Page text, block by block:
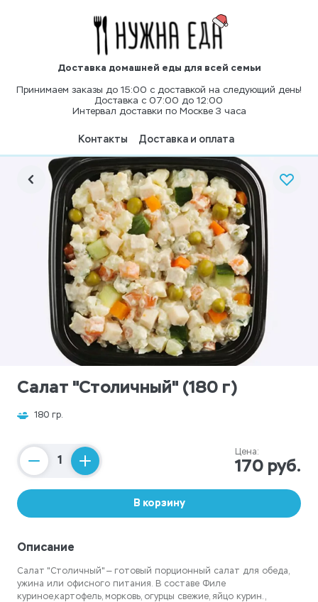
Доставка домашней еды для всей семьи
Принимаем заказы до 15:00 с доставкой на следующий день!
Доставка с 07:00 до 12:00
Интервал доставки по Москве 3 часа
Контакты Доставка и оплата
Салат "Столичный" (180 г)
180 гр.
Counter
Цена:
170 руб.
В корзину
Описание
Салат "Столичный" — готовый порционный салат для обеда,
ужина или офисного питания. В составе Филе
куриное,картофель, морковь, огурцы свежие, яйцо курин.,